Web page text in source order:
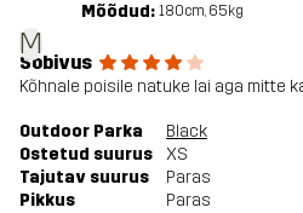
M
Mõõdud: 180cm, 65kg
Sobivus
Kõhnale poisile natuke lai aga mitte
Outdoor Parka
Black
Ostetud suurus
XS
Tajutav suurus
Paras
Pikkus
Paras